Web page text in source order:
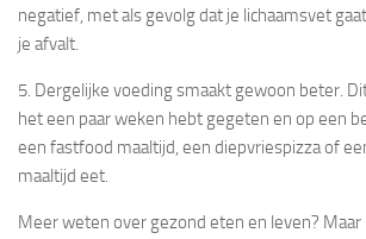
negatief, met als gevolg dat je lichaamsvet
je afvalt.
5. Dergelijke voeding smaakt gewoon beter.
het een paar weken hebt gegeten en op een
een fastfood maaltijd, een diepvriespizza of
maaltijd eet.
Meer weten over gezond eten en leven?